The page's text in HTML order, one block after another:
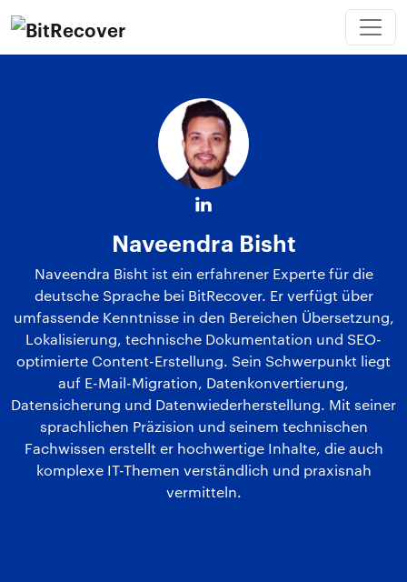
Naveendra Bisht
Naveendra Bisht ist ein erfahrener Experte für die
deutsche Sprache bei BitRecover. Er verfügt über
umfassende Kenntnisse in den Bereichen Übersetzung,
Lokalisierung, technische Dokumentation und SEO-
optimierte Content-Erstellung. Sein Schwerpunkt liegt
auf E-Mail-Migration, Datenkonvertierung,
Datensicherung und Datenwiederherstellung. Mit seiner
sprachlichen Präzision und seinem technischen
Fachwissen erstellt er hochwertige Inhalte, die auch
komplexe IT-Themen verständlich und praxisnah
vermitteln.